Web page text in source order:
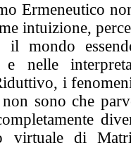
Ermeneutico
intuizione,
mondo
e nelle
i
sono che
virtuale di